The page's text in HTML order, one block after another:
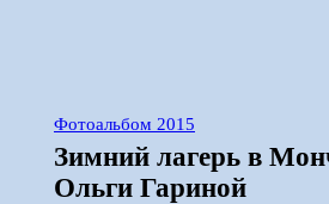
Фотоальбом 2015
Зимний лагерь в
Ольги Гариной